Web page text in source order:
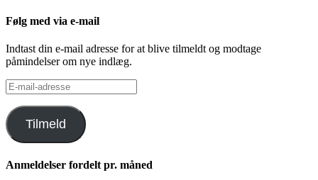
Følg med via e-mail
Indtast din e-mail adresse for at blive tilmeldt og modtage
påmindelser om nye indlæg.
E-
mail-
adresse
Tilmeld
Anmeldelser fordelt pr. måned